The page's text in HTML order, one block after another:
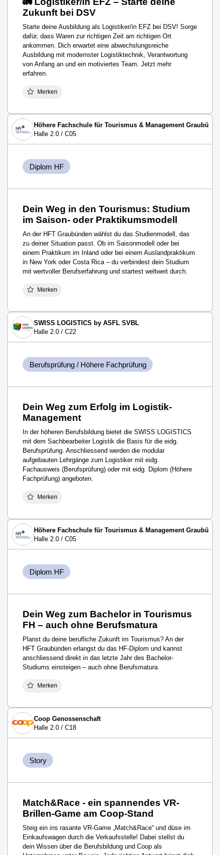
Zukunft bei DSV
Starte deine Ausbildung als Logistiker/in EFZ bei DSV! Sorge
dafür, dass Waren zur richtigen Zeit am richtigen Ort
ankommen. Dich erwartet eine abwechslungsreiche
Ausbildung mit modernster Logistiktechnik, Verantwortung
von Anfang an und ein motiviertes Team. Jetzt mehr
erfahren.
Merken
Höhere Fachschule für Tourismus & Management
Halle 2.0 / C05
Diplom HF
Dein Weg in den Tourismus: Studium
im Saison- oder Praktikumsmodell
An der HFT Graubünden wählst du das Studienmodell, das
zu deiner Situation passt. Ob im Saisonmodell oder bei
einem Praktikum im Inland oder bei einem Auslandpraktikum
in New York oder Costa Rica – du verbindest dein Studium
mit wertvoller Berufserfahrung und startest weltweit durch.
Merken
SWISS LOGISTICS by ASFL SVBL
Halle 2.0 / C22
Berufsprüfung / Höhere Fachprüfung
Dein Weg zum Erfolg im Logistik-
Management
In der höheren Berufsbildung bietet die SWISS LOGISTICS
mit dem Sachbearbeiter Logistik die Basis für die eidg.
Berufsprüfung. Anschliessend werden die modular
aufgebauten Lehrgänge zum Logistiker mit eidg.
Fachausweis (Berufsprüfung) oder mit eidg. Diplom (Höhere
Fachprüfung) angeboten.
Merken
Höhere Fachschule für Tourismus & Management
Halle 2.0 / C05
Diplom HF
Dein Weg zum Bachelor in Tourismus
FH – auch ohne Berufsmatura
Planst du deine berufliche Zukunft im Tourismus? An der
HFT Graubünden erlangst du das HF-Diplom und kannst
anschliessend direkt in das letzte Jahr des Bachelor-
Studiums einsteigen – auch ohne Berufsmatura.
Merken
Coop Genossenschaft
Halle 2.0 / C18
Story
Match&Race - ein spannendes VR-
Brillen-Game am Coop-Stand
Steig ein ins rasante VR-Game „Match&Race“ und düse im
Einkaufswagen durch die Verkaufsstelle! Dabei stellst du
dein Wissen über die Berufsbildung und Coop als